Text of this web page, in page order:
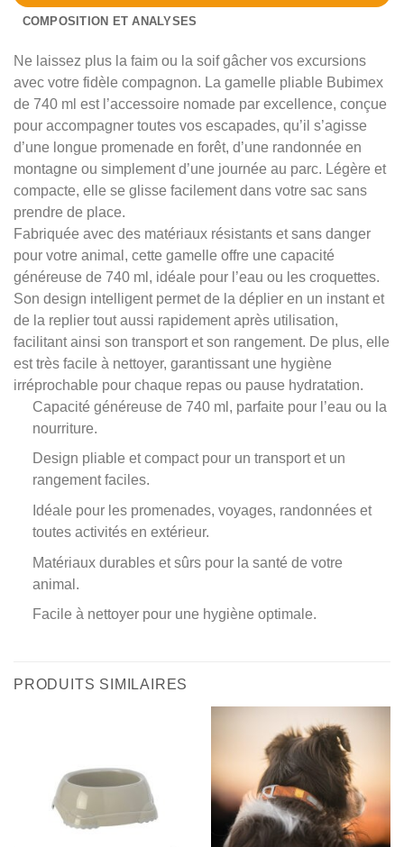
COMPOSITION ET ANALYSES
Ne laissez plus la faim ou la soif gâcher vos excursions
avec votre fidèle compagnon. La gamelle pliable Bubimex
de 740 ml est l’accessoire nomade par excellence, conçue
pour accompagner toutes vos escapades, qu’il s’agisse
d’une longue promenade en forêt, d’une randonnée en
montagne ou simplement d’une journée au parc. Légère et
compacte, elle se glisse facilement dans votre sac sans
prendre de place.
Fabriquée avec des matériaux résistants et sans danger
pour votre animal, cette gamelle offre une capacité
généreuse de 740 ml, idéale pour l’eau ou les croquettes.
Son design intelligent permet de la déplier en un instant et
de la replier tout aussi rapidement après utilisation,
facilitant ainsi son transport et son rangement. De plus, elle
est très facile à nettoyer, garantissant une hygiène
irréprochable pour chaque repas ou pause hydratation.
Capacité généreuse de 740 ml, parfaite pour l’eau ou la
nourriture.
Design pliable et compact pour un transport et un
rangement faciles.
Idéale pour les promenades, voyages, randonnées et
toutes activités en extérieur.
Matériaux durables et sûrs pour la santé de votre
animal.
Facile à nettoyer pour une hygiène optimale.
PRODUITS SIMILAIRES